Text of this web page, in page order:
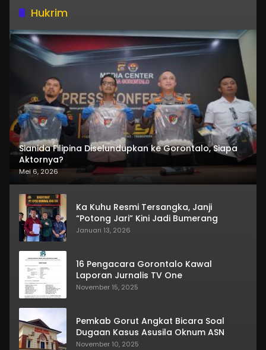
Hukrim
Sianida Filipina Diselundupkan ke Gorontalo, Siapa
Aktornya?
Mei 6, 2026
Ka Kuhu Resmi Tersangka, Janji
“Potong Jari” Kini Jadi Bumerang
Januari 13, 2026
16 Pengacara Gorontalo Kawal
Laporan Jurnalis TV One
November 15, 2025
Pemkab Gorut Angkat Bicara Soal
Dugaan Kasus Asusila Oknum ASN
November 10, 2025